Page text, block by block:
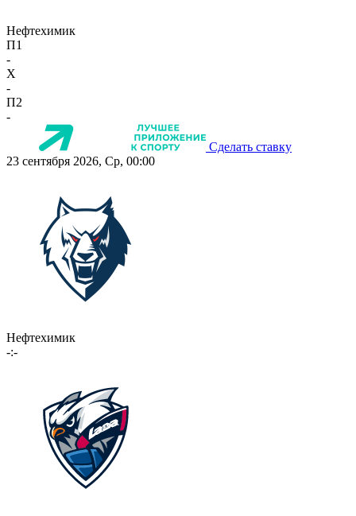
Нефтехимик
П1
-
X
-
П2
-
Сделать ставку
23 сентября 2026, Ср, 00:00
Нефтехимик
-:-